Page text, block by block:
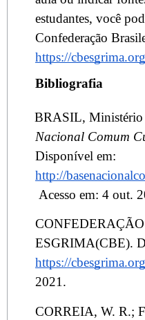
estudantes, você
Confederação
https://
Bibliografia
BRASIL, Ministério
Nacional Comum
Disponível em:
http://
Acesso em: 4 out.
ESGRIMA(CBE).
https://
2021.
CORREIA, W. R.;